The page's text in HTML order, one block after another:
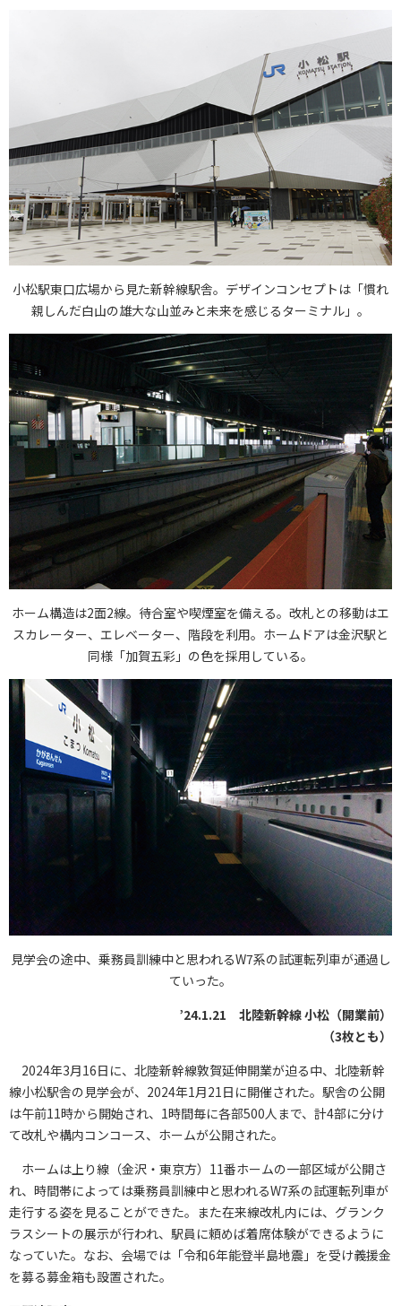
小松駅東口広場から見た新幹線駅舎。デザインコンセプトは「慣れ
親しんだ白山の雄大な山並みと未来を感じるターミナル」。
ホーム構造は2面2線。待合室や喫煙室を備える。改札との移動はエ
スカレーター、エレベーター、階段を利用。ホームドアは金沢駅と
同様「加賀五彩」の色を採用している。
見学会の途中、乗務員訓練中と思われるW7系の試運転列車が通過し
ていった。
’24.1.21 北陸新幹線 小松（開業前）
（3枚とも）
2024年3月16日に、北陸新幹線敦賀延伸開業が迫る中、北陸新幹
線小松駅舎の見学会が、2024年1月21日に開催された。駅舎の公開
は午前11時から開始され、1時間毎に各部500人まで、計4部に分け
て改札や構内コンコース、ホームが公開された。
ホームは上り線（金沢・東京方）11番ホームの一部区域が公開さ
れ、時間帯によっては乗務員訓練中と思われるW7系の試運転列車が
走行する姿を見ることができた。また在来線改札内には、グランク
ラスシートの展示が行われ、駅員に頼めば着席体験ができるように
なっていた。なお、会場では「令和6年能登半島地震」を受け義援金
を募る募金箱も設置された。